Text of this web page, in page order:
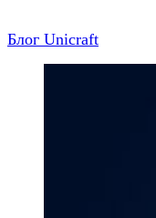
Блог Unicraft